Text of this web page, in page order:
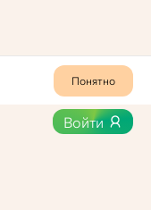
Войти
Понятно